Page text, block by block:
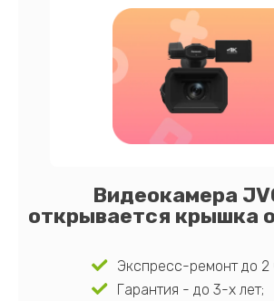
Видеокамера
открывается крышка
Экспресс-ремонт до 2
Гарантия - до 3-х лет;